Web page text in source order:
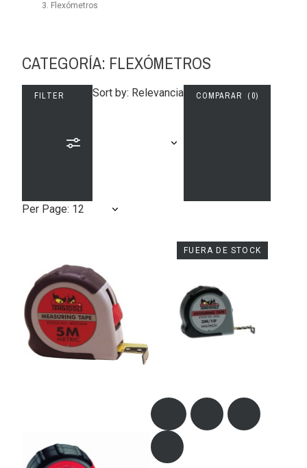
Flexómetros
CATEGORÍA: FLEXÓMETROS
FILTER Sort by: Relevancia COMPARAR (0)
Per Page: 12
FUERA DE STOCK